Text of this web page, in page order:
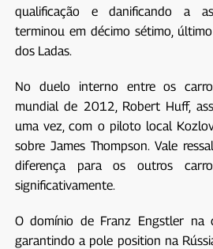
qualificação e danificando a
terminou em décimo sétimo,
dos Ladas.
No duelo interno entre os
mundial de 2012, Robert Huff,
uma vez, com o piloto local
sobre James Thompson. Vale
diferença para os outros
significativamente.
O domínio de Franz Engstler na
garantindo a pole position na